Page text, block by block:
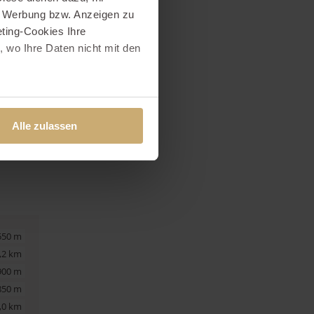
bzw. Anzeigen zu
Cookies Ihre
wo Ihre Daten nicht mit den
"Alle ablehnen". Weitere
Alle zulassen
m
km
m
m
km